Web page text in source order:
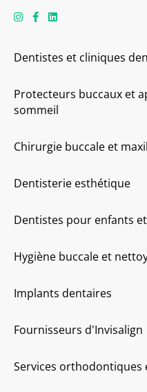
Dentistes et cliniques
Protecteurs buccaux et
sommeil
Chirurgie buccale et
Dentisterie esthétique
Dentistes pour enfants
Hygiène buccale et
Implants dentaires
Fournisseurs d'Invisalign
Services